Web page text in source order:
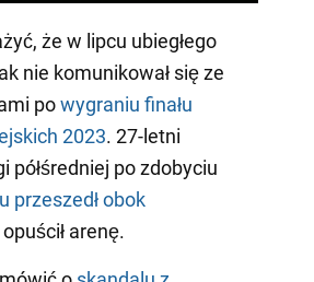
że w lipcu ubiegłego
nie komunikował się ze
powygraniu finału
2023. 27-letni
półśredniej po zdobyciu
przeszedł obok
arenę.